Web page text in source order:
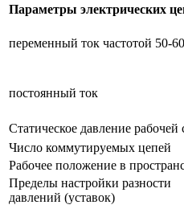
Параметры электрических
переменный ток частотой 50-
постоянный ток
Статическое давление рабочей
Число коммутируемых цепей
Рабочее положение в
Пределы настройки разности
давлений (уставок)